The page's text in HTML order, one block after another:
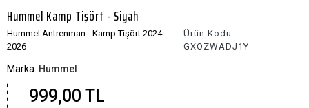
Hummel Kamp Tişört - Siyah
Hummel Antrenman - Kamp Tişört 2024-
2026
Ürün Kodu:
GXOZWADJ1Y
Marka: Hummel
999,00 TL